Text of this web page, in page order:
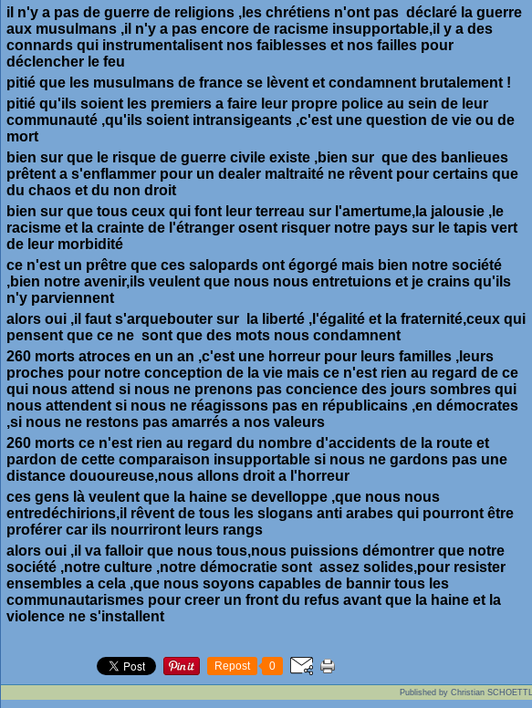
il n'y a pas de guerre de religions ,les chrétiens n'ont pas déclaré la guerre
aux musulmans ,il n'y a pas encore de racisme insupportable,il y a des
connards qui instrumentalisent nos faiblesses et nos failles pour
déclencher le feu
pitié que les musulmans de france se lèvent et condamnent brutalement !
pitié qu'ils soient les premiers a faire leur propre police au sein de leur
communauté ,qu'ils soient intransigeants ,c'est une question de vie ou de
mort
bien sur que le risque de guerre civile existe ,bien sur que des banlieues
prêtent a s'enflammer pour un dealer maltraité ne rêvent pour certains que
du chaos et du non droit
bien sur que tous ceux qui font leur terreau sur l'amertume,la jalousie ,le
racisme et la crainte de l'étranger osent risquer notre pays sur le tapis vert
de leur morbidité
ce n'est un prêtre que ces salopards ont égorgé mais bien notre société
,bien notre avenir,ils veulent que nous nous entretuions et je crains qu'ils
n'y parviennent
alors oui ,il faut s'arquebouter sur la liberté ,l'égalité et la fraternité,ceux qui
pensent que ce ne sont que des mots nous condamnent
260 morts atroces en un an ,c'est une horreur pour leurs familles ,leurs
proches pour notre conception de la vie mais ce n'est rien au regard de ce
qui nous attend si nous ne prenons pas concience des jours sombres qui
nous attendent si nous ne réagissons pas en républicains ,en démocrates
,si nous ne restons pas amarrés a nos valeurs
260 morts ce n'est rien au regard du nombre d'accidents de la route et
pardon de cette comparaison insupportable si nous ne gardons pas une
distance dououreuse,nous allons droit a l'horreur
ces gens là veulent que la haine se develloppe ,que nous nous
entredéchirions,il rêvent de tous les slogans anti arabes qui pourront être
proférer car ils nourriront leurs rangs
alors oui ,il va falloir que nous tous,nous puissions démontrer que notre
société ,notre culture ,notre démocratie sont assez solides,pour resister
ensembles a cela ,que nous soyons capables de bannir tous les
communautarismes pour creer un front du refus avant que la haine et la
violence ne s'installent
Repost 0
Published by Christian SCHOETTL